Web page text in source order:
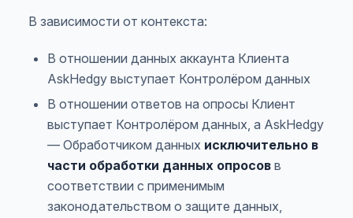
В зависимости от контекста:
В отношении данных аккаунта Клиента
AskHedgy выступает Контролёром данных
В отношении ответов на опросы Клиент
выступает Контролёром данных, а AskHedgy
— Обработчиком данных исключительно в
части обработки данных опросов в
соответствии с применимым
законодательством о защите данных,